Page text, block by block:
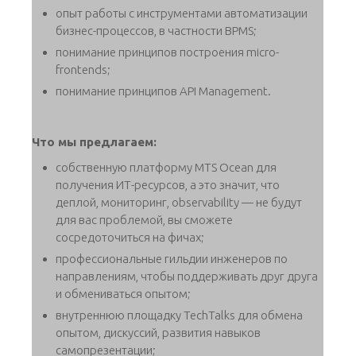
опыт работы с инструментами автоматизации
бизнес-процессов, в частности BPMS;
понимание принципов построения micro-
frontends;
понимание принципов API Management.
Что мы предлагаем:
собственную платформу MTS Ocean для
получения ИТ-ресурсов, а это значит, что
деплой, мониторинг, observability — не будут
для вас проблемой, вы сможете
сосредоточиться на фичах;
профессиональные гильдии инженеров по
направлениям, чтобы поддерживать друг друга
и обмениваться опытом;
внутреннюю площадку TechTalks для обмена
опытом, дискуссий, развития навыков
самопрезентации;